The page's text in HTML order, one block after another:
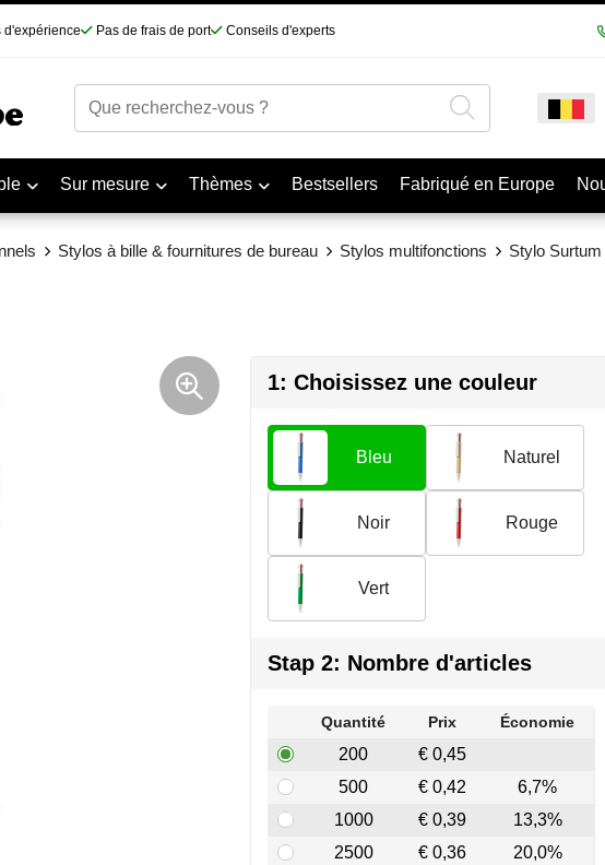
Pas de frais de port Conseils d'experts
Sur mesure Thèmes Bestsellers Fabriqué en Europe
Stylos à bille & fournitures de bureau Stylos multifonctions Stylo Surtum
1: Choisissez une couleur
Bleu Naturel
Noir Rouge
Vert
Stap 2: Nombre d'articles
Quantité Prix Économie
200
€ 0,45
500
€ 0,42
6,7%
1000
€ 0,39
13,3%
2500
€ 0,36
20,0%